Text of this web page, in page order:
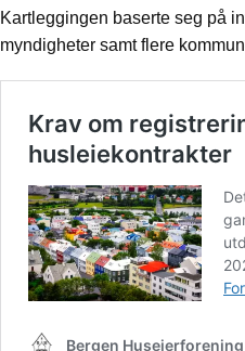
Kartleggingen baserte seg på
myndigheter samt flere